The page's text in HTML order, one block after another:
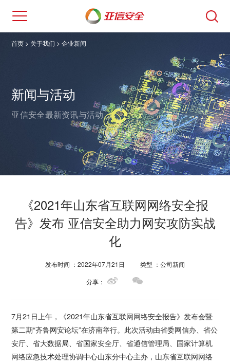
首页 > 关于我们 >企业新闻
新闻与活动
亚信安全最新资讯与活动。
《2021年山东省互联网网络安全报
告》发布 亚信安全助力网安攻防实战
化
发布时间 ：2022年07月21日
类型 ：公司新闻
分享：
7月21日上午，《2021年山东省互联网网络安全报告》发布会暨
第二期“齐鲁网安论坛”在济南举行。此次活动由省委网信办、省公
安厅、省大数据局、省国家安全厅、省通信管理局、国家计算机
网络应急技术处理协调中心山东分中心主办，山东省互联网网络